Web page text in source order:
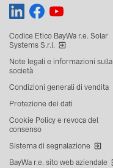
Codice Etico BayWa r.e. Solar
Systems S.r.l.
Note legali e informazioni sulla
società
Condizioni generali di vendita
Protezione dei dati
Cookie Policy e revoca del
consenso
Sistema di segnalazione
BayWa r.e. sito web aziendale